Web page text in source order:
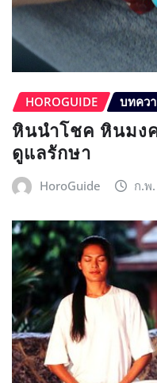
HOROGUIDE บทคว
หินนำโชค หินมง
ดูแลรักษา
HoroGuide ก.พ